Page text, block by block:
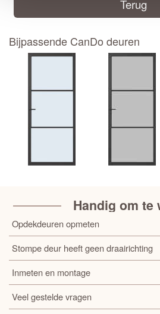
Terug
Bijpassende CanDo deuren
Handig om te
Opdekdeuren opmeten
Stompe deur heeft geen draairichting
Inmeten en montage
Veel gestelde vragen